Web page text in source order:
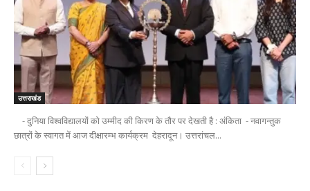
उत्तराखंड
- दुनिया विश्वविद्यालयों को उम्मीद की किरण के तौर पर देखती है : अंकिता - नवागन्तुक
छात्रों के स्वागत में आज दीक्षारम्भ कार्यक्रम देहरादून। उत्तरांचल...